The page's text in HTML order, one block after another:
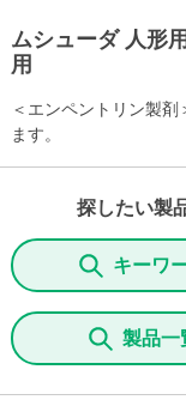
ムシューダ 人形
用
＜エンペントリン製剤
ます。
探したい製
キーワ
製品一